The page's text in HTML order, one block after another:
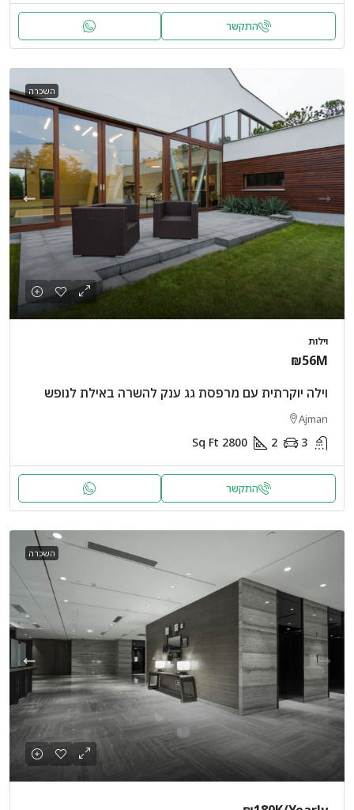
התקשר
השכרה
וילות
₪56M
וילה יוקרתית עם מרפסת גג ענק להשרה באילת לנופש
Ajman
3
2
2800
Sq Ft
התקשר
השכרה